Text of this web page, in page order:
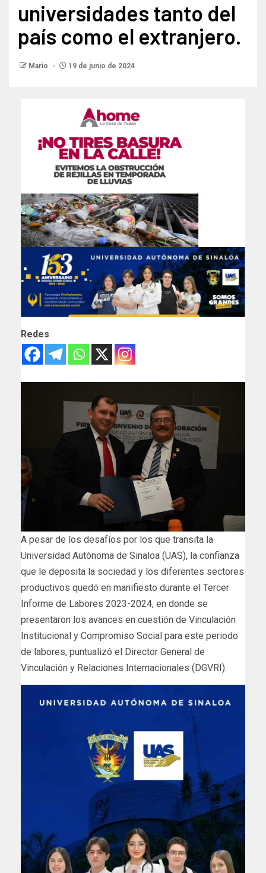
universidades tanto del
país como el extranjero.
Mario 19 de junio de 2024
Redes
A pesar de los desafíos por los que transita la
Universidad Autónoma de Sinaloa (UAS), la confianza
que le deposita la sociedad y los diferentes sectores
productivos quedó en manifiesto durante el Tercer
Informe de Labores 2023-2024, en donde se
presentaron los avances en cuestión de Vinculación
Institucional y Compromiso Social para este periodo
de labores, puntualizó el Director General de
Vinculación y Relaciones Internacionales (DGVRI).